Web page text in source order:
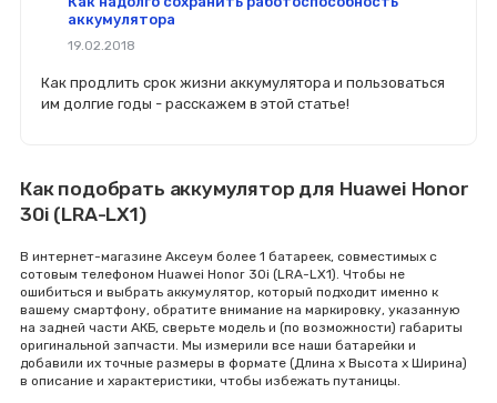
аккумулятора
19.02.2018
Как продлить срок жизни аккумулятора и пользоваться
им долгие годы - расскажем в этой статье!
Как подобрать аккумулятор для Huawei Honor
30i (LRA-LX1)
В интернет-магазине Аксеум более 1 батареек, совместимых с
сотовым телефоном Huawei Honor 30i (LRA-LX1). Чтобы не
ошибиться и выбрать аккумулятор, который подходит именно к
вашему смартфону, обратите внимание на маркировку, указанную
на задней части АКБ, сверьте модель и (по возможности) габариты
оригинальной запчасти. Мы измерили все наши батарейки и
добавили их точные размеры в формате (Длина x Высота x Ширина)
в описание и характеристики, чтобы избежать путаницы.